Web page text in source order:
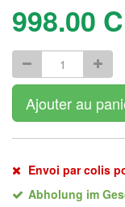
998.00
Ajouter au
Envoi par colis
Abholung im